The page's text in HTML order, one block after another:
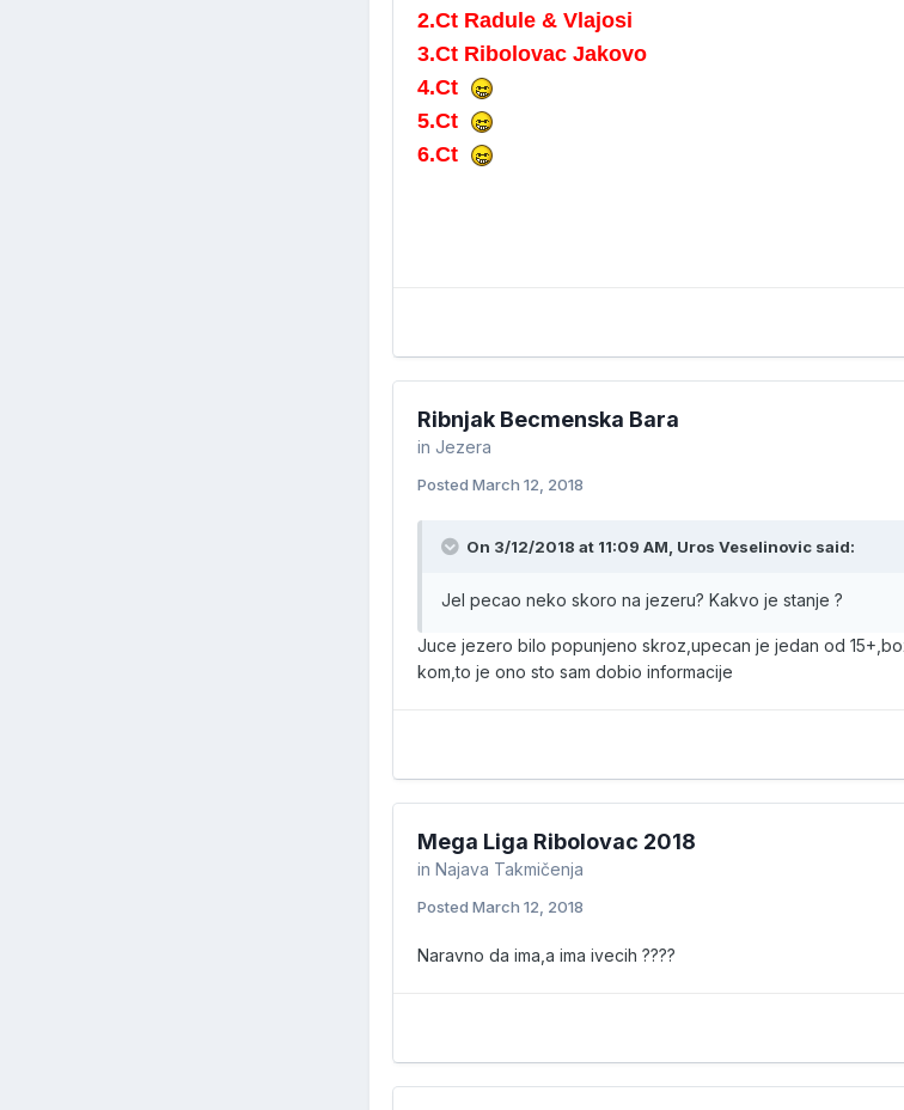
2.Ct Radule & Vlajosi
3.Ct Ribolovac Jakovo
4.Ct
5.Ct
6.Ct
Ribnjak Becmenska Bara
in Jezera
Posted March 12, 2018
On 3/12/2018 at 11:09 AM, Uros Veselinovic said:
Jel pecao neko skoro na jezeru? Kakvo je stanje ?
Juce jezero bilo popunjeno skroz,upecan je jedan od
kom,to je ono sto sam dobio informacije
Mega Liga Ribolovac 2018
in Najava Takmičenja
Posted March 12, 2018
Naravno da ima,a ima ivecih ????